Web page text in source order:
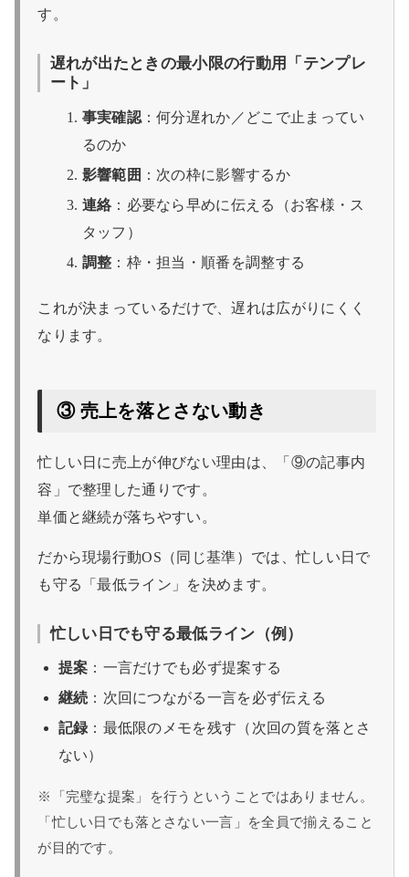
す。
遅れが出たときの最小限の行動用「テンプレ
ート」
事実確認：何分遅れか／どこで止まってい
るのか
影響範囲 ：次の枠に影響するか
連絡 ：必要なら早めに伝える（お客様・ス
タッフ）
調整 ：枠・担当・順番を調整する
これが決まっているだけで、遅れは広がりにくく
なります。
③ 売上を落とさない動き
忙しい日に売上が伸びない理由は、「⑨の記事内
容」で整理した通りです。
単価と継続が落ちやすい。
だから現場行動OS（同じ基準）では、忙しい日で
も守る「最低ライン」を決めます。
忙しい日でも守る最低ライン（例）
提案 ：一言だけでも必ず提案する
継続 ：次回につながる一言を必ず伝える
記録 ：最低限のメモを残す（次回の質を落とさ
ない）
※「完璧な提案」を行うということではありません。
「忙しい日でも落とさない一言」を全員で揃えること
が目的です。